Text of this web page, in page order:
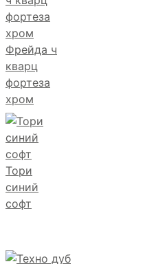
Фрейда ч
кварц
фортеза
хром
Тори
синий
софт